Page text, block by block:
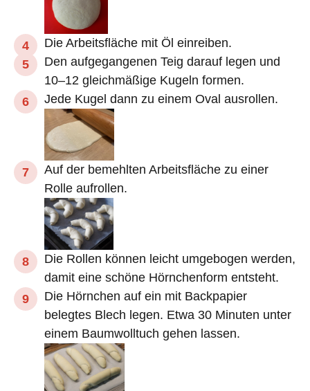
Die Arbeitsfläche mit Öl einreiben.
Den aufgegangenen Teig darauf legen und
10–12 gleichmäßige Kugeln formen.
Jede Kugel dann zu einem Oval ausrollen.
Auf der bemehlten Arbeitsfläche zu einer
Rolle aufrollen.
Die Rollen können leicht umgebogen werden,
damit eine schöne Hörnchenform entsteht.
Die Hörnchen auf ein mit Backpapier
belegtes Blech legen. Etwa 30 Minuten unter
einem Baumwolltuch gehen lassen.